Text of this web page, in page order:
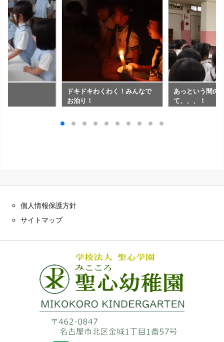
ドキドキわくわく！みんなで
お泊り！
あっという間の
て、、、！
個人情報保護方針
サイトマップ